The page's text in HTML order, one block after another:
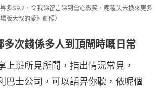
多$9.7，令我睇留言睇到會心微笑，呢種失去換來更多
版大叔的愛》劇照）
多次錢係多人到頂閘時嘅日常
上班所見所聞，指出情況常見，
巴士公司，可以話畀你聽，依呢個